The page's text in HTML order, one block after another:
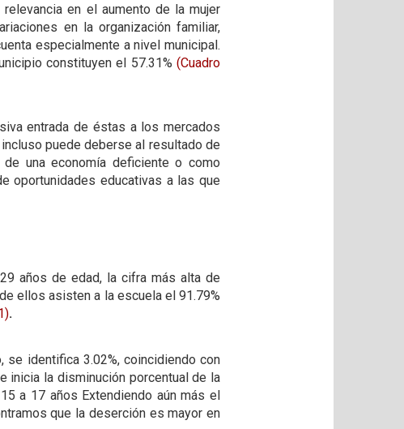
en el aumento de la mujer
en la organización familiar,
especialmente a nivel municipal.
constituyen el 57.31% (Cuadro
entrada de éstas a los mercados
puede deberse al resultado de
una economía deficiente o como
oportunidades educativas a las que
años de edad, la cifra más alta de
ellos asisten a la escuela el 91.79%
.
identifica 3.02%, coincidiendo con
inicia la disminución porcentual de la
a 17 años Extendiendo aún más el
que la deserción es mayor en